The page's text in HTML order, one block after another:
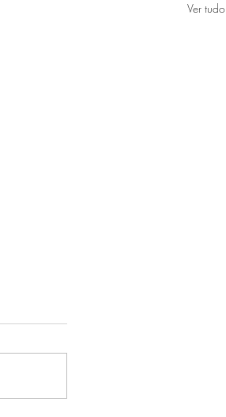
Ver tudo
Maio 30, 2022 Algumas pessoas
têm a ver com ...